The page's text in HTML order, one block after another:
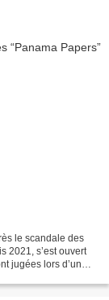
le scandale des
2021, s’est ouvert
jugées lors d’une